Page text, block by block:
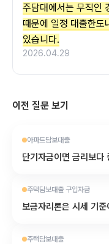
주담대에서는 무직인
때문에 일정 대출한
있습니다.
2026.04.29
이전 질문 보기
아파트담보대출
단기자금이면 금리보다
주택담보대출 구입자금
보금자리론은 시세 기
주택담보대출